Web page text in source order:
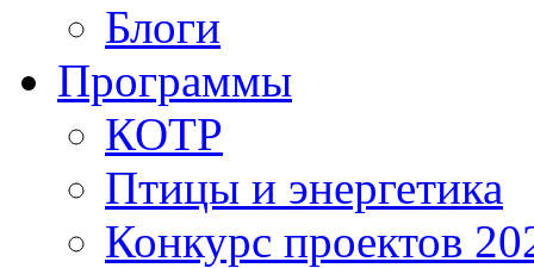
Блоги
Программы
КОТР
Птицы и энергетика
Конкурс проектов